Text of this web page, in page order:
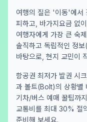
여행의 질은 '이동'에서
피하고, 바가지요금 없
여행자에게 가장 큰 숙
솔직하고 독립적인 정
바탕으로, 현지 교민이
항공권 최저가 발권 시
과 볼트(Bolt)의 상황별
기차/버스 예매 꿀팁까
교통비를 최대 30% 절
준비해 보세요.